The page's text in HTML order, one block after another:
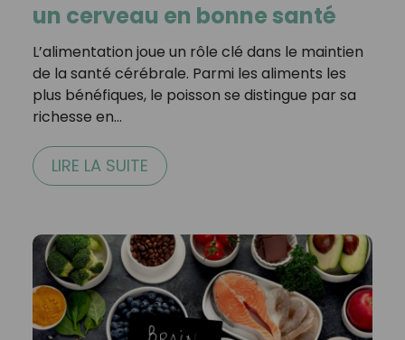
un cerveau en bonne santé
L’alimentation joue un rôle clé dans le maintien
de la santé cérébrale. Parmi les aliments les
plus bénéfiques, le poisson se distingue par sa
richesse en…
LIRE LA SUITE